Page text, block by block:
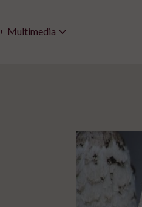
Multimedia